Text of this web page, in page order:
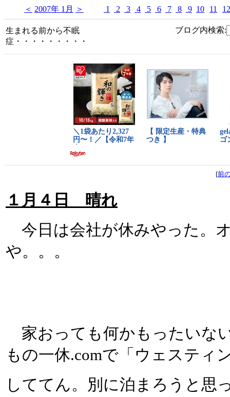
＜ 2007年 1月 ＞ 1 2 3 4 5 6 7 8 9 10 11 12
生まれる前から不眠
症・・・・・・・・・
ブログ内検索:
[前
１月４日 晴れ
今日は会社が休みやった。
や。。。
家おっても何かもったいな
もの一休.comで「ウェステ
しててん。別に泊まろうと思